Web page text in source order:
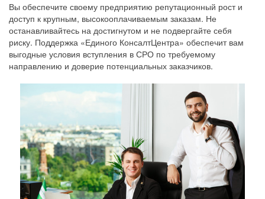
Вы обеспечите своему предприятию репутационный рост и
доступ к крупным, высокооплачиваемым заказам. Не
останавливайтесь на достигнутом и не подвергайте себя
риску. Поддержка «Единого КонсалтЦентра» обеспечит вам
выгодные условия вступления в СРО по требуемому
направлению и доверие потенциальных заказчиков.